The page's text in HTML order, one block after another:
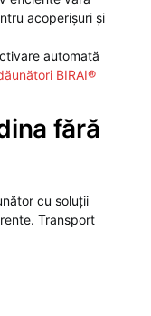
acoperișuri și
automată
BIRAI®
fără
cu soluții
Transport